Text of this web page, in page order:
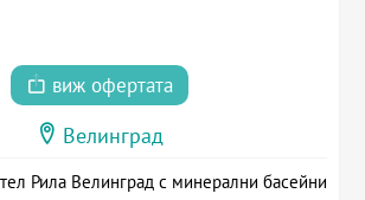
виж офертата
Велинград
Рила Велинград с минерални басейни